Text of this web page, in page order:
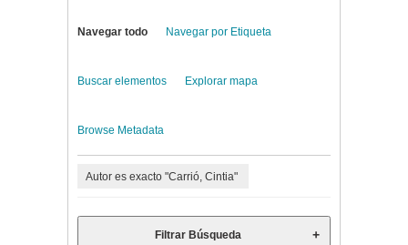
Navegar todo Navegar por Etiqueta
Buscar elementos Explorar mapa
Browse Metadata
Autor es exacto "Carrió, Cintia"
Filtrar Búsqueda